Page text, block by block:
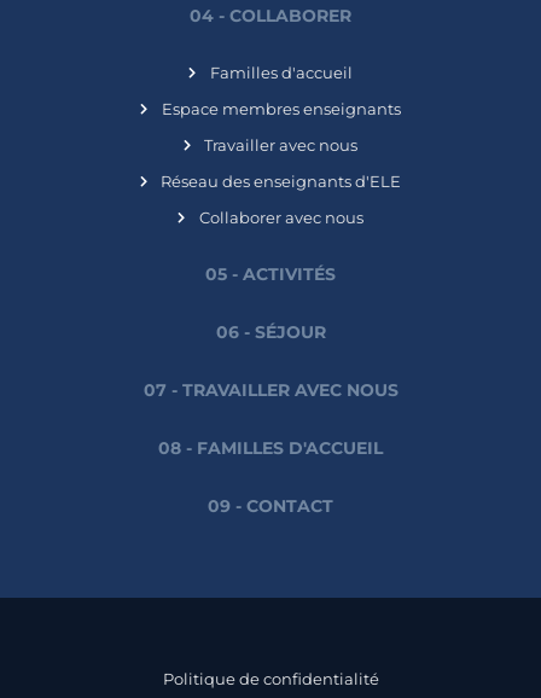
04 - COLLABORER
Familles d'accueil
Espace membres enseignants
Travailler avec nous
Réseau des enseignants d'ELE
Collaborer avec nous
05 - ACTIVITÉS
06 - SÉJOUR
07 - TRAVAILLER AVEC NOUS
08 - FAMILLES D'ACCUEIL
09 - CONTACT
Politique de confidentialité